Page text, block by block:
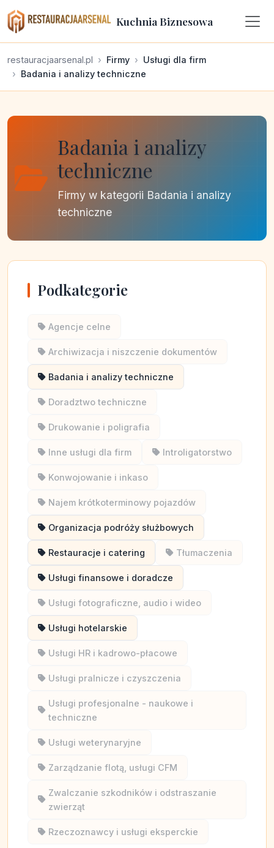
Kuchnia Biznesowa
restauracjaarsenal.pl Firmy
Usługi dla firm
Badania i analizy techniczne
Badania i analizy
techniczne
Firmy w kategorii Badania i analizy
techniczne
Podkategorie
Agencje celne
Archiwizacja i niszczenie dokumentów
Badania i analizy techniczne
Doradztwo techniczne
Drukowanie i poligrafia
Inne usługi dla firm Introligatorstwo
Konwojowanie i inkaso
Najem krótkoterminowy pojazdów
Organizacja podróży służbowych
Restauracje i catering Tłumaczenia
Usługi finansowe i doradcze
Usługi fotograficzne, audio i wideo
Usługi hotelarskie
Usługi HR i kadrowo-płacowe
Usługi pralnicze i czyszczenia
Usługi profesjonalne - naukowe i
techniczne
Usługi weterynaryjne
Zarządzanie flotą, usługi CFM
Zwalczanie szkodników i odstraszanie
zwierząt
Rzeczoznawcy i usługi eksperckie